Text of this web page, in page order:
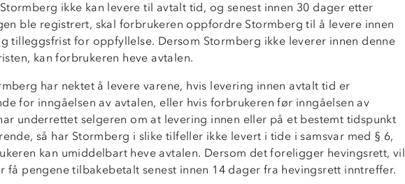
ikke kan levere til avtalt tid, og senest innen 30 dager etter
ble registrert, skal forbrukeren oppfordre Stormberg til å levere innen
tilleggsfrist for oppfyllelse. Dersom Stormberg ikke leverer innen denne
kan forbrukeren heve avtalen.
har nektet å levere varene, hvis levering innen avtalt tid er
for inngåelsen av avtalen, eller hvis forbrukeren før inngåelsen av
underrettet selgeren om at levering innen eller på et bestemt tidspunkt
så har Stormberg i slike tilfeller ikke levert i tide i samsvar med § 6,
kan umiddelbart heve avtalen. Dersom det foreligger hevingsrett, vil
få pengene tilbakebetalt senest innen 14 dager fra hevingsrett inntreffer.